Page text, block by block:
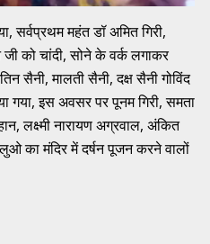
सर्वप्रथम महंत डॉ अमित गिरी,
जी को चांदी, सोने के वर्क लगाकर
सैनी, मालती सैनी, दक्ष सैनी गोविंद
गया, इस अवसर पर पूनम गिरी, समता
लक्ष्मी नारायण अग्रवाल, अंकित
का मंदिर में दर्षन पूजन करने वालों